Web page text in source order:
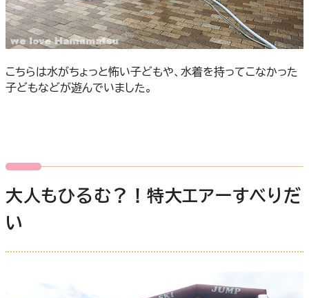
こちらは水がちょっと怖い子どもや、水着を持ってこなかった
子どもなどが遊んでいました。
大人もひるむ？！特大エアーすべりだ
い